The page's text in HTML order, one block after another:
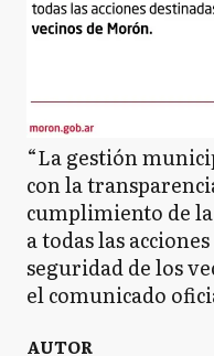
“La gestión
con la
cumplimiento de
a todas las
seguridad de los
el comunicado
AUTOR